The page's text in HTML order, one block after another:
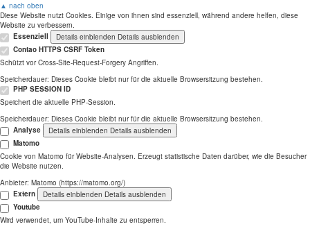
▲ nach oben
Diese Website nutzt Cookies. Einige von ihnen sind essenziell, während andere helfen, diese
Website zu verbessern.
Essenziell
Details einblenden Details ausblenden
Contao HTTPS CSRF Token
Schützt vor Cross-Site-Request-Forgery Angriffen.
Speicherdauer: Dieses Cookie bleibt nur für die aktuelle Browsersitzung bestehen.
PHP SESSION ID
Speichert die aktuelle PHP-Session.
Speicherdauer: Dieses Cookie bleibt nur für die aktuelle Browsersitzung bestehen.
Analyse
Details einblenden Details ausblenden
Matomo
Cookie von Matomo für Website-Analysen. Erzeugt statistische Daten darüber, wie die Besucher
die Website nutzen.
Anbieter: Matomo (https://matomo.org/)
Extern
Details einblenden Details ausblenden
Youtube
Wird verwendet, um YouTube-Inhalte zu entsperren.